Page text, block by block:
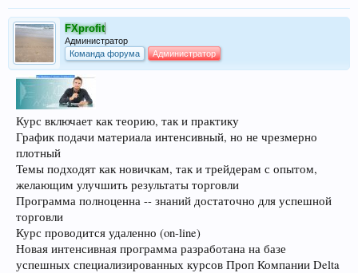
FXprofit
Администратор
Команда форума
Администратор
Курс включает как теорию, так и практику
График подачи материала интенсивный, но не чрезмерно
плотный
Темы подходят как новичкам, так и трейдерам с опытом,
желающим улучшить результаты торговли
Программа полноценна -- знаний достаточно для успешной
торговли
Курс проводится удаленно (on-line)
Новая интенсивная программа разработана на базе
успешных специализированных курсов Проп Компании Delta